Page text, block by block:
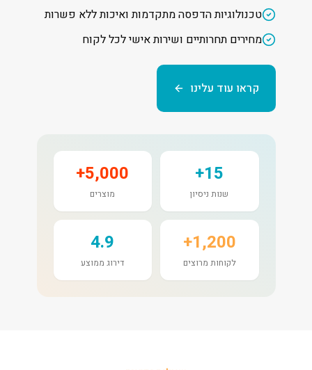
טכנולוגיות הדפסה מתקדמות ואיכות ללא פשרות
מחירים תחרותיים ושירות אישי לכל לקוח
קראו עוד עלינו
15+
שנות ניסיון
5,000+
מוצרים
1,200+
לקוחות מרוצים
4.9
דירוג ממוצע